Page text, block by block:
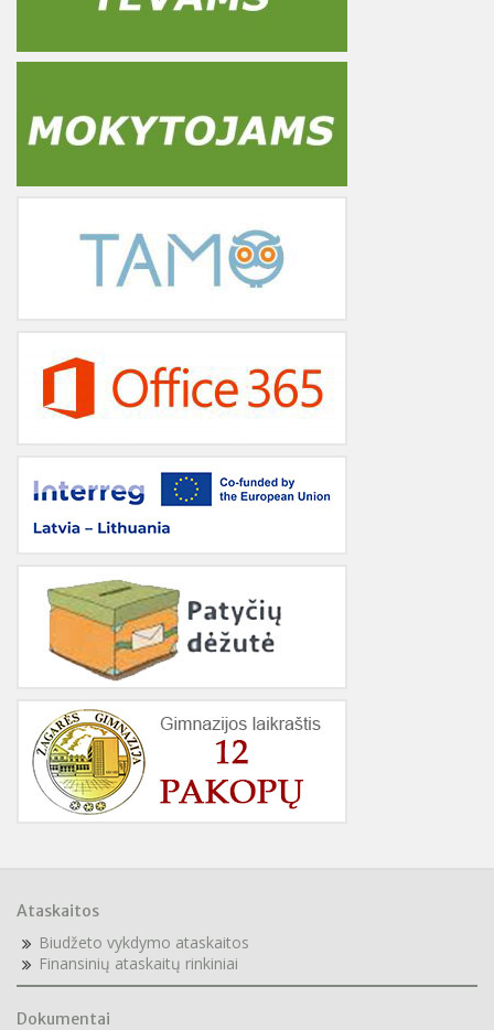
Ataskaitos
Biudžeto vykdymo ataskaitos
Finansinių ataskaitų rinkiniai
Dokumentai
Prašome prieš pildant prašymą:
įsitikinti, kad visi duomenys yra teisingi.
gimnazijos administraciją +37061007011 ar raštvedę +370